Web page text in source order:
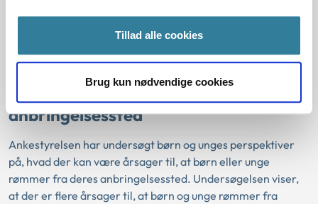
Tillad alle cookies
Brug kun nødvendige cookies
rømmer, når de ikke føler sig lyttet til
eller forstået af personalet på deres
anbringelsessted
Ankestyrelsen har undersøgt børn og unges perspektiver
på, hvad der kan være årsager til, at børn eller unge
rømmer fra deres anbringelsessted. Undersøgelsen viser,
at der er flere årsager til, at børn og unge rømmer fra